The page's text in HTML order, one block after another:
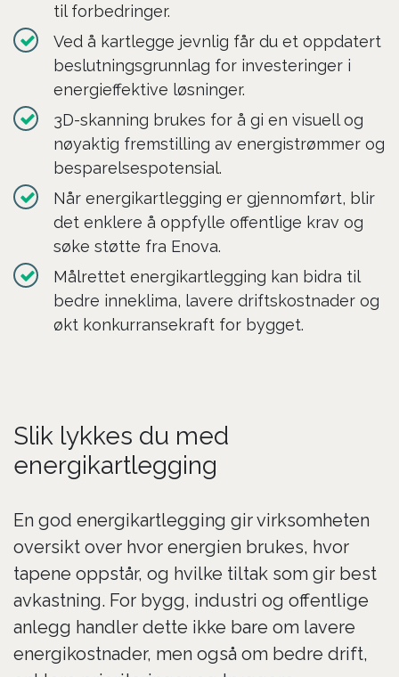
til forbedringer.
Ved å kartlegge jevnlig får du et oppdatert
beslutningsgrunnlag for investeringer i
energieffektive løsninger.
3D-skanning brukes for å gi en visuell og
nøyaktig fremstilling av energistrømmer og
besparelsespotensial.
Når energikartlegging er gjennomført, blir
det enklere å oppfylle offentlige krav og
søke støtte fra Enova.
Målrettet energikartlegging kan bidra til
bedre inneklima, lavere driftskostnader og
økt konkurransekraft for bygget.
Slik lykkes du med
energikartlegging
En god energikartlegging gir virksomheten
oversikt over hvor energien brukes, hvor
tapene oppstår, og hvilke tiltak som gir best
avkastning. For bygg, industri og offentlige
anlegg handler dette ikke bare om lavere
energikostnader, men også om bedre drift,